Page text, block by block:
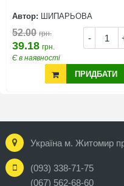
Автор: ШИПАРЬОВА
-
52.00 грн.
39.18 грн.
Є в наявності
ПРИДБАТИ
Україна м. Житомир
(093) 338-71-75
(067) 562-68-60